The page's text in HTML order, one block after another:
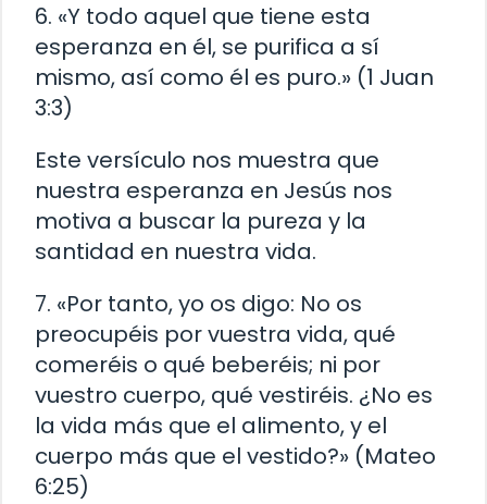
6. «Y todo aquel que tiene esta
esperanza en él, se purifica a sí
mismo, así como él es puro.» (1 Juan
3:3)
Este versículo nos muestra que
nuestra esperanza en Jesús nos
motiva a buscar la pureza y la
santidad en nuestra vida.
7. «Por tanto, yo os digo: No os
preocupéis por vuestra vida, qué
comeréis o qué beberéis; ni por
vuestro cuerpo, qué vestiréis. ¿No es
la vida más que el alimento, y el
cuerpo más que el vestido?» (Mateo
6:25)